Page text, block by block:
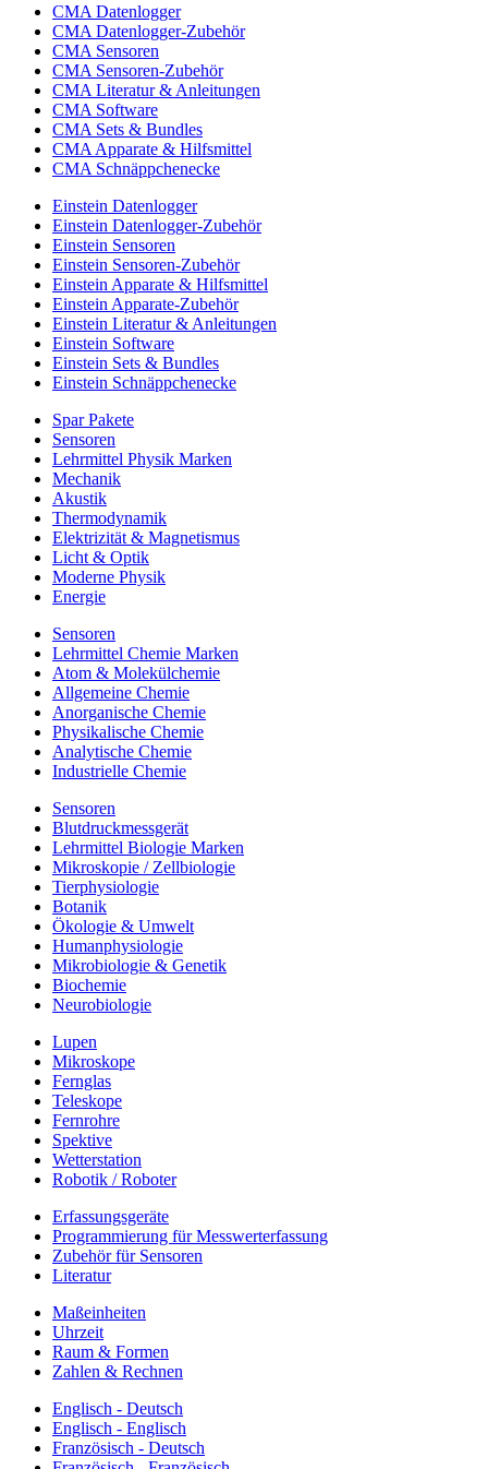
CMA Datenlogger
CMA Datenlogger-Zubehör
CMA Sensoren
CMA Sensoren-Zubehör
CMA Literatur & Anleitungen
CMA Software
CMA Sets & Bundles
CMA Apparate & Hilfsmittel
CMA Schnäppchenecke
Einstein Datenlogger
Einstein Datenlogger-Zubehör
Einstein Sensoren
Einstein Sensoren-Zubehör
Einstein Apparate & Hilfsmittel
Einstein Apparate-Zubehör
Einstein Literatur & Anleitungen
Einstein Software
Einstein Sets & Bundles
Einstein Schnäppchenecke
Spar Pakete
Sensoren
Lehrmittel Physik Marken
Mechanik
Akustik
Thermodynamik
Elektrizität & Magnetismus
Licht & Optik
Moderne Physik
Energie
Sensoren
Lehrmittel Chemie Marken
Atom & Molekülchemie
Allgemeine Chemie
Anorganische Chemie
Physikalische Chemie
Analytische Chemie
Industrielle Chemie
Sensoren
Blutdruckmessgerät
Lehrmittel Biologie Marken
Mikroskopie / Zellbiologie
Tierphysiologie
Botanik
Ökologie & Umwelt
Humanphysiologie
Mikrobiologie & Genetik
Biochemie
Neurobiologie
Lupen
Mikroskope
Fernglas
Teleskope
Fernrohre
Spektive
Wetterstation
Robotik / Roboter
Erfassungsgeräte
Programmierung für Messwerterfassung
Zubehör für Sensoren
Literatur
Maßeinheiten
Uhrzeit
Raum & Formen
Zahlen & Rechnen
Englisch - Deutsch
Englisch - Englisch
Französisch - Deutsch